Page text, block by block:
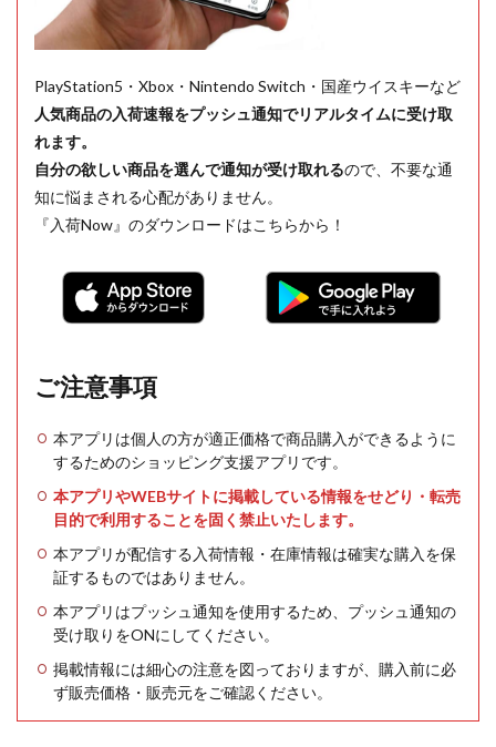
PlayStation5・Xbox・Nintendo Switch・国産ウイスキーなど
人気商品の入荷速報をプッシュ通知でリアルタイムに受け取
れます。
自分の欲しい商品を選んで通知が受け取れるので、不要な通
知に悩まされる心配がありません。
『入荷Now』のダウンロードはこちらから！
ご注意事項
本アプリは個人の方が適正価格で商品購入ができるように
するためのショッピング支援アプリです。
本アプリやWEBサイトに掲載している情報をせどり・転売
目的で利用することを固く禁止いたします。
本アプリが配信する入荷情報・在庫情報は確実な購入を保
証するものではありません。
本アプリはプッシュ通知を使用するため、プッシュ通知の
受け取りをONにしてください。
掲載情報には細心の注意を図っておりますが、購入前に必
ず販売価格・販売元をご確認ください。